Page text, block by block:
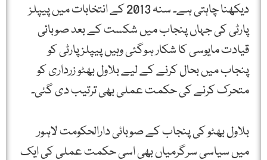
دیکھنا چاہتی ہے۔ سنہ 2013 کے انتخابات میں پیپلز
پارٹی کی جہاں پنجاب میں شکست کے بعد صوبائی
قیادت مایوسی کا شکار ہوگئی وہیں پیپلز پارٹی کو
پنجاب میں بحال کرنے کے لیے بلاول بھٹو زرداری کو
متحرک کرنے کی حکمت عملی بھی ترتیب دی گئی۔
بلاول بھٹو کی پنجاب کے صوبائی دارالحکومت لاہور
میں سیاسی سرگرمیاں بھی اسی حکمت عملی کی ایک